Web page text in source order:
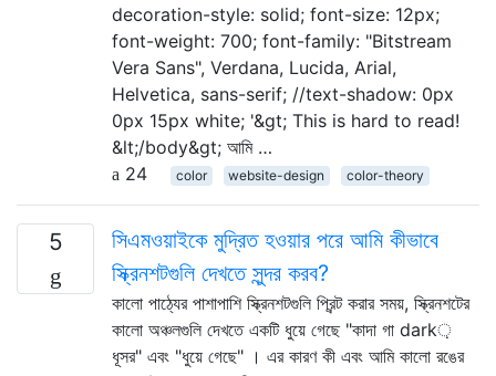
decoration-style: solid; font-size: 12px;
font-weight: 700; font-family: "Bitstream
Vera Sans", Verdana, Lucida, Arial,
Helvetica, sans-serif; //text-shadow: 0px
0px 15px white; '&gt; This is hard to read!
&lt;/body&gt; আমি …
24
color website-design color-theory
5
সিএমওয়াইকে মুদ্রিত হওয়ার পরে আমি কীভাবে
স্ক্রিনশটগুলি দেখতে সুন্দর করব?
কালো পাঠ্যের পাশাপাশি স্ক্রিনশটগুলি প্রিন্ট করার সময়, স্ক্রিনশটের
কালো অঞ্চলগুলি দেখতে একটি ধুয়ে গেছে "কাদা গা dark়
ধূসর" এবং "ধুয়ে গেছে" । এর কারণ কী এবং আমি কালো রঙের